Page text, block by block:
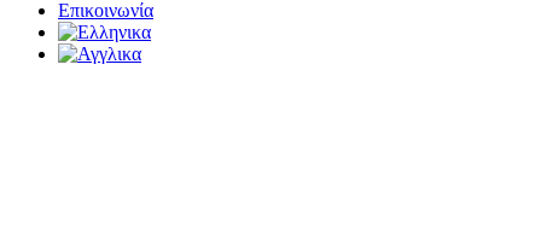
Επικοινωνία